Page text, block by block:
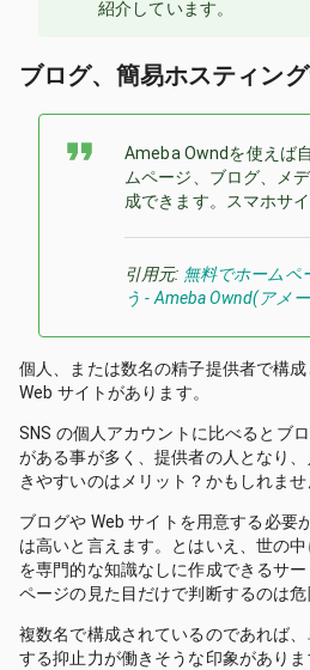
紹介しています。
ブログ、簡易ホスティン
Ameba Owndを使えば
ムページ、ブログ、メ
成できます。スマホサ
引用元: 無料でホームペ
う - Ameba Ownd(アメ
個人、または数名の精子提供者で構
Web サイトがあります。
SNS の個人アカウントに比べるとブ
がある事が多く、提供者の人となり
きやすいのはメリット？かもしれませ
ブログや Web サイトを用意する必要
は高いと言えます。とはいえ、世の
を専門的な知識なしに作成できるサー
ページの見た目だけで判断するのは危
複数名で構成されているのであれば
する抑止力が働きそうな印象があり